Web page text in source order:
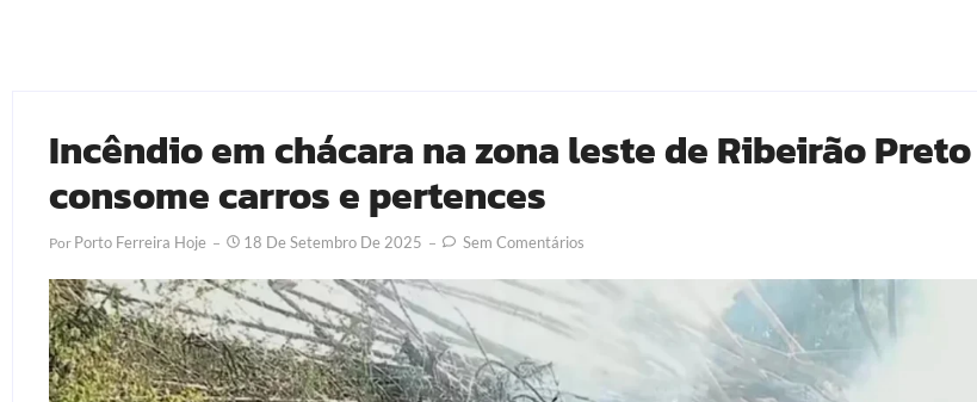
Incêndio em chácara na zona leste de Ribeirão Preto
consome carros e pertences
Por Porto Ferreira Hoje 18 De Setembro De 2025 Sem Comentários